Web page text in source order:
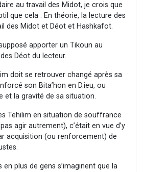
au travail des Midot, je crois que
que cela : En théorie, la lecture des
des Midot et Déot et Hashkafot.
apporter un Tikoun au
Déot du lecteur.
doit se retrouver changé après sa
son Bita’hon en D.ieu, ou
et la gravité de sa situation.
Tehilim en situation de souffrance
agir autrement), c’était en vue d’y
acquisition (ou renforcement) de
en plus de gens s’imaginent que la